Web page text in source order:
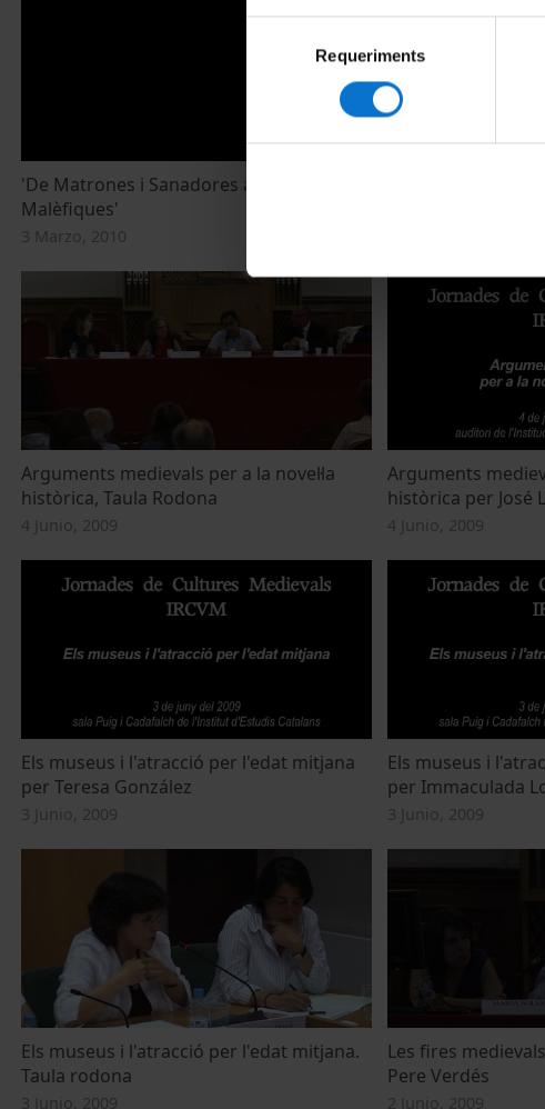
consentiment
Requeriments
'De Matrones i Sanadores a Bruixes i
Malèfiques'
3 Marzo, 2010
Teatre per a
Arguments medievals per a la novel·la
històrica, Taula Rodona
4 Junio, 2009
Arguments
històrica per José
4 Junio, 2009
Els museus i l'atracció per l'edat mitjana
per Teresa González
3 Junio, 2009
Els museus i
per Immaculada
3 Junio, 2009
Els museus i l'atracció per l'edat mitjana.
Taula rodona
3 Junio, 2009
Les fires
Pere Verdés
2 Junio, 2009